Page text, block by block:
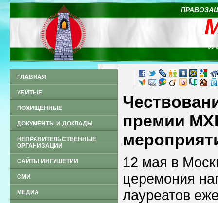
09
ГЛАВНАЯ
УБИТЫЕ
ПОХИЩЕННЫЕ
ДОКУМЕНТЫ И ДОКЛАДЫ
НЕПРАВИТЕЛЬСТВЕННЫЕ
ОРГАНИЗАЦИИ
САЙТЫ ИНГУШЕТИИ
СМИ
МЕДИА
премии
12 мая в
церемония
лауреатов